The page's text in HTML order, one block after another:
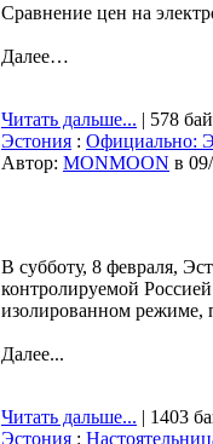
Сравнение цен на
Далее…
Читать дальше... | 578
Эстония : Официально:
Автор: MONMOON в
В субботу, 8 февраля,
контролируемой
изолированном режиме,
Далее...
Читать дальше... | 1403
Эстония :